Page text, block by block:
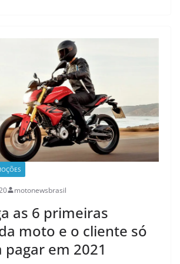
motonewsbrasil
as 6 primeiras
moto e o cliente só
pagar em 2021